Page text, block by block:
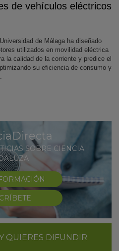
de vehículos eléctricos
de Málaga ha diseñado
utilizados en movilidad eléctrica
la calidad de la corriente y predice el
su eficiencia de consumo y
SOBRE CIENCIA
QUIERES DIFUNDIR